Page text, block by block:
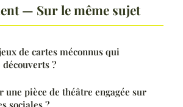
— Sur le même sujet
de cartes méconnus qui
?
une pièce de théâtre engagée sur
sociales ?